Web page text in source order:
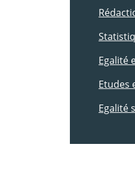
Egalité
Etudes
Egalité